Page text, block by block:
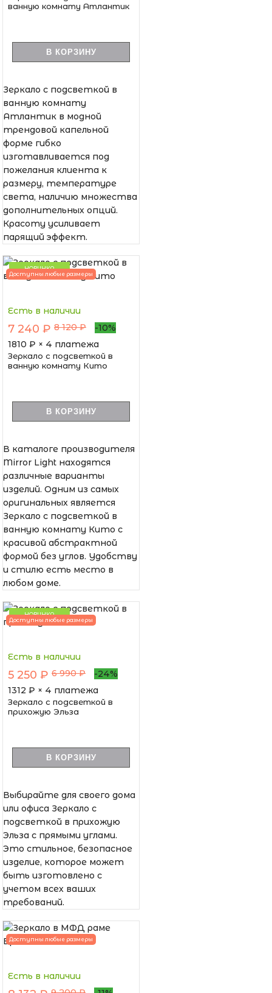
ванную комнату Атлантик
В КОРЗИНУ
Зеркало с подсветкой в
ванную комнату
Атлантик в модной
трендовой капельной
форме гибко
изготавливается под
пожелания клиента к
размеру, температуре
света, наличию множества
дополнительных опций.
Красоту усиливает
парящий эффект.
НОВИНКА
Доступны любые размеры
Есть в наличии
7 240 ₽ 8 120 ₽
-10%
1810 ₽ × 4 платежа
Зеркало с подсветкой в
ванную комнату Кито
В КОРЗИНУ
В каталоге производителя
Mirror Light находятся
различные варианты
изделий. Одним из самых
оригинальных является
Зеркало с подсветкой в
ванную комнату Кито с
красивой абстрактной
формой без углов. Удобству
и стилю есть место в
любом доме.
НОВИНКА
Доступны любые размеры
Есть в наличии
5 250 ₽ 6 990 ₽
-24%
1312 ₽ × 4 платежа
Зеркало с подсветкой в
прихожую Эльза
В КОРЗИНУ
Выбирайте для своего дома
или офиса Зеркало с
подсветкой в прихожую
Эльза с прямыми углами.
Это стильное, безопасное
изделие, которое может
быть изготовлено с
учетом всех ваших
требований.
Доступны любые размеры
Есть в наличии